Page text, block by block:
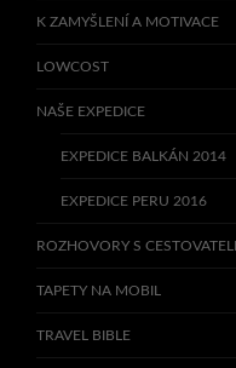
K ZAMYŠLENÍ A MOTIVACE
LOWCOST
NAŠE EXPEDICE
EXPEDICE BALKÁN 2014
EXPEDICE PERU 2016
ROZHOVORY S CESTOVATELI
TAPETY NA MOBIL
TRAVEL BIBLE